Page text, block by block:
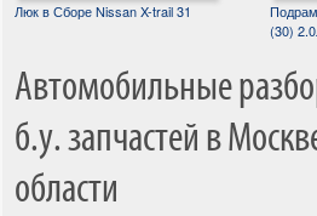
Люк в Сборе Nissan X-trail 31
(30)
Автомобильные
б.у. запчастей в
области